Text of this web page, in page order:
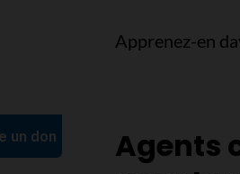
Apprenez-en
Agents